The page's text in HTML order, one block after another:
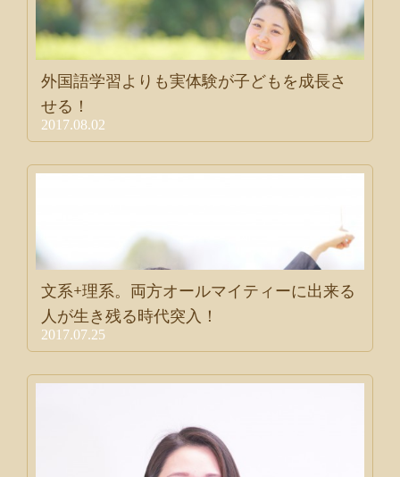
外国語学習よりも実体験が子どもを成長さ
せる！
2017.08.02
文系+理系。両方オールマイティーに出来る
人が生き残る時代突入！
2017.07.25